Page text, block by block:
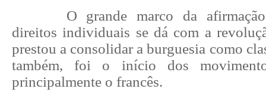
O grande marco da
direitos individuais se dá com a
prestou a consolidar a burguesia como
também, foi o início dos
principalmente o francês.